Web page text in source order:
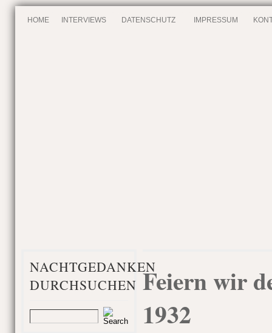
HOME INTERVIEWS DATENSCHUTZ IMPRESSUM
NACHTGEDANKEN
DURCHSUCHEN Feiern wir
1932